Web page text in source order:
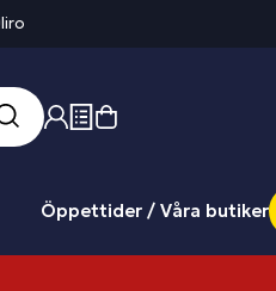
Öppettider / Våra butiker